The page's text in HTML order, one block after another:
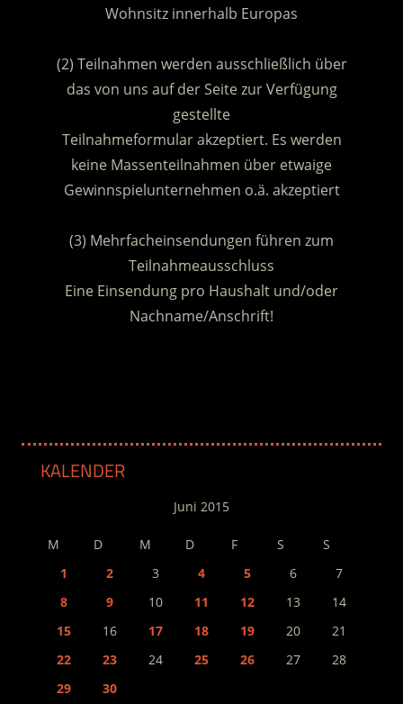
Wohnsitz innerhalb Europas
(2) Teilnahmen werden ausschließlich über
das von uns auf der Seite zur Verfügung
gestellte
Teilnahmeformular akzeptiert. Es werden
keine Massenteilnahmen über etwaige
Gewinnspielunternehmen o.ä. akzeptiert
(3) Mehrfacheinsendungen führen zum
Teilnahmeausschluss
Eine Einsendung pro Haushalt und/oder
Nachname/Anschrift!
KALENDER
Juni 2015
M D M D F S
S
1
2 3 4 5 6
7
8
9 10 11 12 13
14
15
16 17 18 19 20
21
22
23 24 25 26 27
28
29
30